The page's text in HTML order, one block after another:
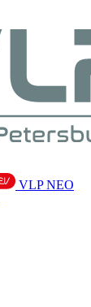
VLP NEO